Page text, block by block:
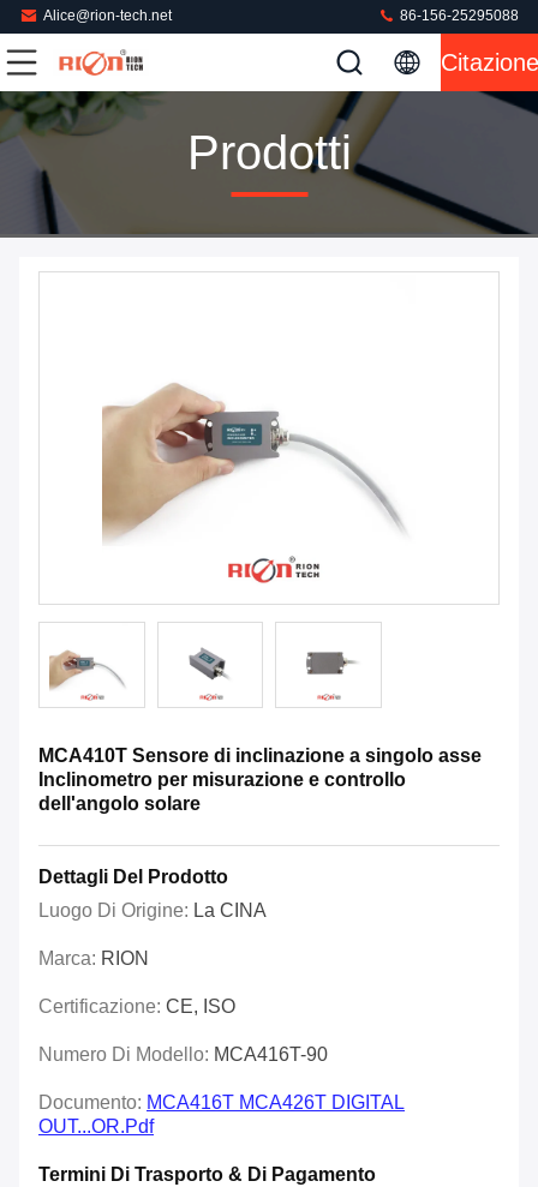
Alice@rion-tech.net 86-156-25295088
Citazione
Prodotti
MCA410T Sensore di inclinazione a singolo asse
Inclinometro per misurazione e controllo
dell'angolo solare
Dettagli Del Prodotto
Luogo Di Origine: La CINA
Marca: RION
Certificazione: CE, ISO
Numero Di Modello: MCA416T-90
Documento: MCA416T MCA426T DIGITAL
OUT...OR.pdf
Termini Di Trasporto & Di Pagamento